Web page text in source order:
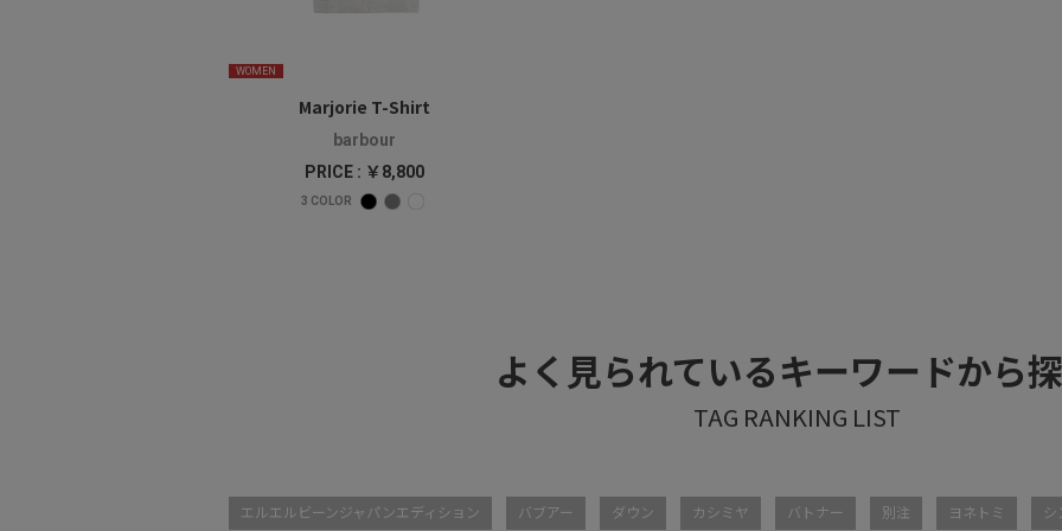
WOMEN
Marjorie T-Shirt
barbour
PRICE : ￥8,800
3 COLOR
よく見られているキーワードから
エルエルビーンジャパンエディション バブアー ダウン カシミヤ バトナー 別注 ヨネトミ シ